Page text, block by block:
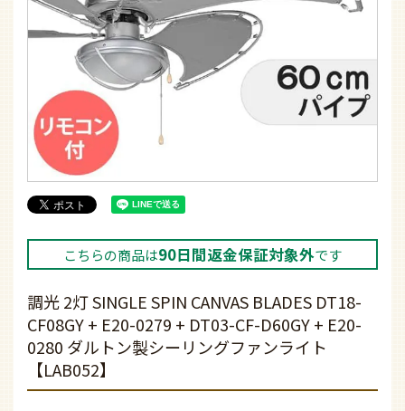
こちらの商品は90日間返金保証対象外です
調光 2灯 SINGLE SPIN CANVAS BLADES DT18-
CF08GY + E20-0279 + DT03-CF-D60GY + E20-
0280 ダルトン製シーリングファンライト
【LAB052】